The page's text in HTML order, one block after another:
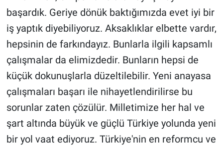
başardık. Geriye dönük baktığımızda evet iyi bir
iş yaptık diyebiliyoruz. Aksaklıklar elbette vardır,
hepsinin de farkındayız. Bunlarla ilgili kapsamlı
çalışmalar da elimizdedir. Bunların hepsi de
küçük dokunuşlarla düzeltilebilir. Yeni anayasa
çalışmaları başarı ile nihayetlendirilirse bu
sorunlar zaten çözülür. Milletimize her hal ve
şart altında büyük ve güçlü Türkiye yolunda yeni
bir yol vaat ediyoruz. Türkiye'nin en reformcu ve